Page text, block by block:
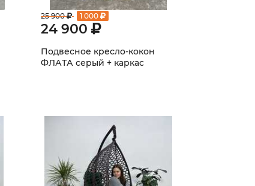
25 900 1 000
24 900
Подвесное кресло-кокон
ФЛАТА серый + каркас